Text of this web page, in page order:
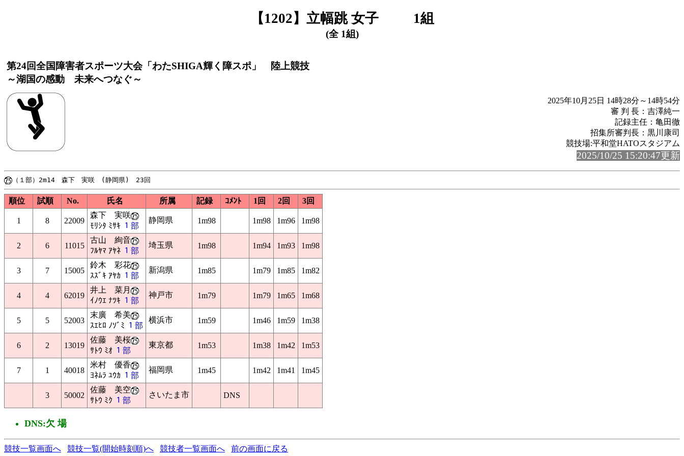
【1202】立幅跳 女子 1組
(全 1組)
第24回全国障害者スポーツ大会「わたSHIGA輝く障スポ」 陸上競技
～湖国の感動 未来へつなぐ～
2025年10月25日 14時28分～14時54分
審 判 長：吉澤純一
記録主任：亀田徹
招集所審判長：黒川康司
競技場:平和堂HATOスタジアム
2025/10/25 15:20:47更新
順位 試順 No. 氏名 所属 記録 ｺﾒﾝﾄ 1回 2回 3回
1 8 22009
森下 実咲
ﾓﾘｼﾀ ﾐｻｷ １部
静岡県 1m98 1m98 1m96 1m98
2 6 11015
古山 絢音
ﾌﾙﾔﾏ ｱﾔﾈ １部
埼玉県 1m98 1m94 1m93 1m98
3 7 15005
鈴木 彩花
ｽｽﾞｷ ｱﾔｶ １部
新潟県 1m85 1m79 1m85 1m82
4 4 62019
井上 菜月
ｲﾉｳｴ ﾅﾂｷ １部
神戸市 1m79 1m79 1m65 1m68
5 5 52003
末廣 希美
ｽｴﾋﾛ ﾉｿﾞﾐ １部
横浜市 1m59 1m46 1m59 1m38
6 2 13019
佐藤 美桜
ｻﾄｳ ﾐｵ １部
東京都 1m53 1m38 1m42 1m53
7 1 40018
米村 優香
ﾖﾈﾑﾗ ﾕｳｶ １部
福岡県 1m45 1m42 1m41 1m45
3 50002
佐藤 美空
ｻﾄｳ ﾐｸ １部
さいたま市 DNS
DNS:欠 場
競技一覧画面へ 競技一覧(開始時刻順)へ 競技者一覧画面へ 前の画面に戻る